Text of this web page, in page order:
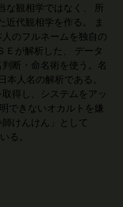
な観相学ではなく、 所
代観相学を作る。 ま
のフルネームを独自の
Ｅが解析した、 データ
断・命名術を使う。名
人名の解析である。
得し、システムをアッ
できないオカルトを嫌
けんけん」として
る。